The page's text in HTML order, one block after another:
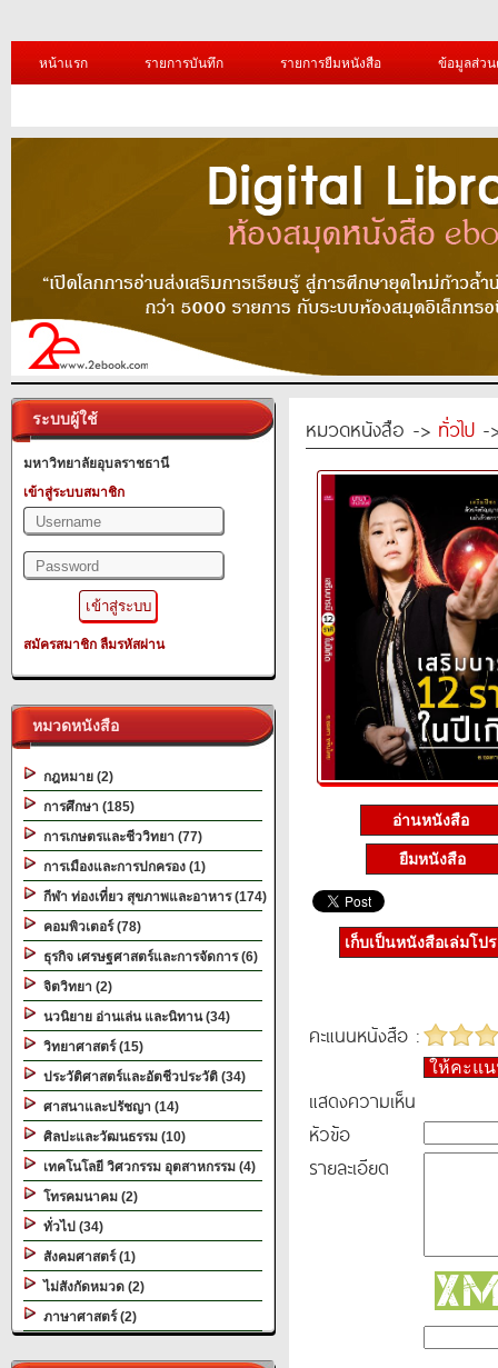
หน้าแรก รายการบันทึก รายการยืมหนังสือ ข้อมูลส่ว
ระบบผู้ใช้
มหาวิทยาลัยอุบลราชธานี
เข้าสู่ระบบสมาชิก
สมัครสมาชิก ลืมรหัสผ่าน
หมวดหนังสือ
กฎหมาย (2)
การศึกษา (185)
การเกษตรและชีววิทยา (77)
การเมืองและการปกครอง (1)
กีฬา ท่องเที่ยว สุขภาพและอาหาร (174)
คอมพิวเตอร์ (78)
ธุรกิจ เศรษฐศาสตร์และการจัดการ (6)
จิตวิทยา (2)
นวนิยาย อ่านเล่น และนิทาน (34)
วิทยาศาสตร์ (15)
ประวัติศาสตร์และอัตชีวประวัติ (34)
ศาสนาและปรัชญา (14)
ศิลปะและวัฒนธรรม (10)
เทคโนโลยี วิศวกรรม อุตสาหกรรม (4)
โทรคมนาคม (2)
ทั่วไป (34)
สังคมศาสตร์ (1)
ไม่สังกัดหมวด (2)
ภาษาศาสตร์ (2)
หมวดหนังสือ -> ทั่วไป -
อ่านหนังสือ
ยืมหนังสือ
เก็บเป็นหนังสือเล่มโป
คะแนนหนังสือ :
ให้คะแ
แสดงความเห็น
หัวข้อ
รายละเอียด